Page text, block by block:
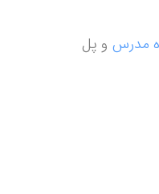
مدرس و پل